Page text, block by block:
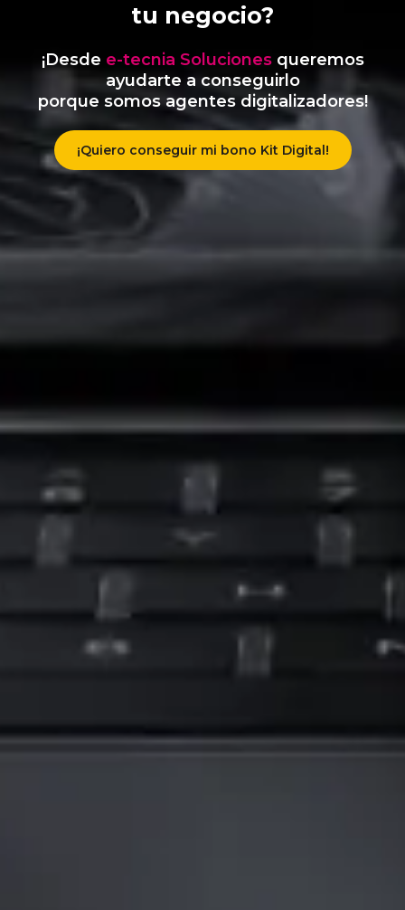
tu negocio?
¡Desde e-tecnia Solucionesqueremos
ayudarte a conseguirlo
porque somos agentes digitalizadores!
¡Quiero conseguir mi bono Kit Digital!